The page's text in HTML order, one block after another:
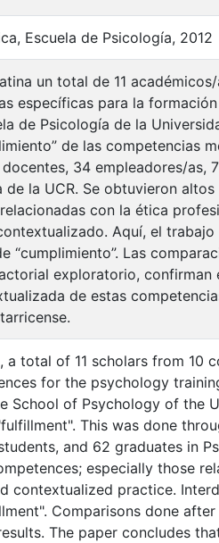
Escuela de Psicología, 2012
un total de 11
específicas para la
de Psicología de la
de las competencias
34 empleadores/as,
la UCR. Se obtuvieron altos
con la ética
Aquí, el
“cumplimiento”. Las
exploratorio, confirman
de estas
total of 11 scholars from 10
for the psychology
School of Psychology of the
This was done
and 62 graduates in
especially those
contextualized practice.
Comparisons done
The paper concludes